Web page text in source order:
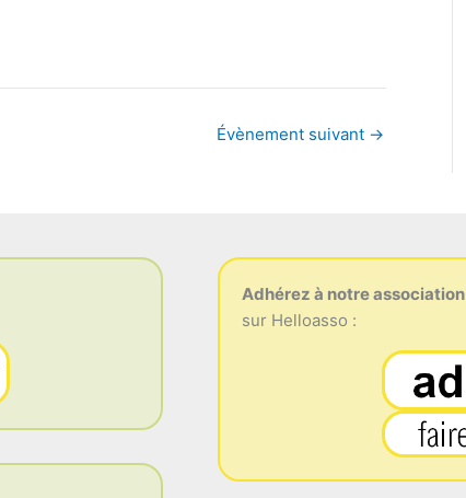
Évènement suivant →
Adhérez à notre association
sur Helloasso :